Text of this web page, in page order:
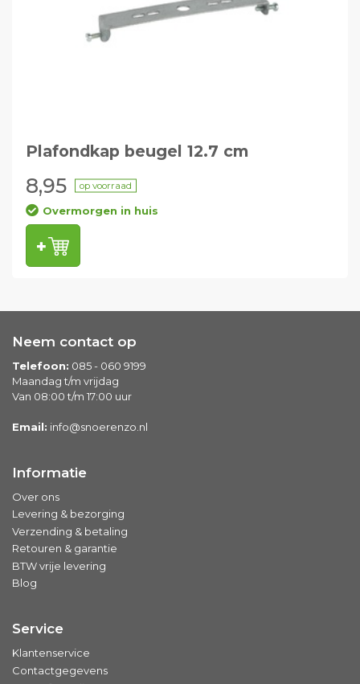
Plafondkap beugel 12.7 cm
8,95 op voorraad
Overmorgen in huis
Neem contact op
Telefoon: 085 - 060 9199
Maandag t/m vrijdag
Van 08:00 t/m 17:00 uur
Email: info@snoerenzo.nl
Informatie
Over ons
Levering & bezorging
Verzending & betaling
Retouren & garantie
BTW vrije levering
Blog
Service
Klantenservice
Contactgegevens